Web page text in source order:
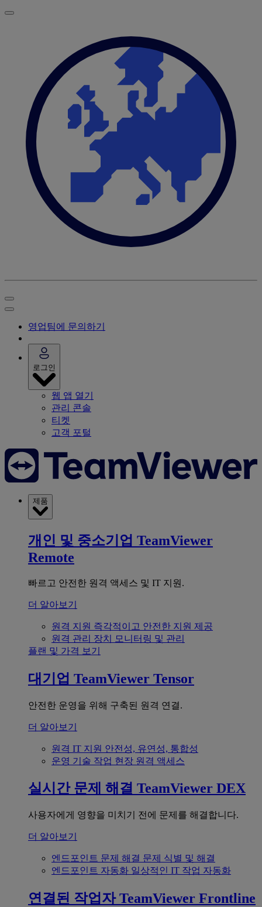
영업팀에 문의하기
로그인
웹 앱 열기
관리 콘솔
티켓
고객 포털
제품
개인 및 중소기업 TeamViewer
Remote
빠르고 안전한 원격 액세스 및 IT 지원.
더 알아보기
원격 지원 즉각적이고 안전한 지원 제공
원격 관리 장치 모니터링 및 관리
플랜 및 가격 보기
대기업 TeamViewer Tensor
안전한 운영을 위해 구축된 원격 연결.
더 알아보기
원격 IT 지원 안전성, 유연성, 통합성
운영 기술 작업 현장 원격 액세스
실시간 문제 해결 TeamViewer DEX
사용자에게 영향을 미치기 전에 문제를 해결합니다.
더 알아보기
엔드포인트 문제 해결 문제 식별 및 해결
엔드포인트 자동화 일상적인 IT 작업 자동화
연결된 작업자 TeamViewer Frontline